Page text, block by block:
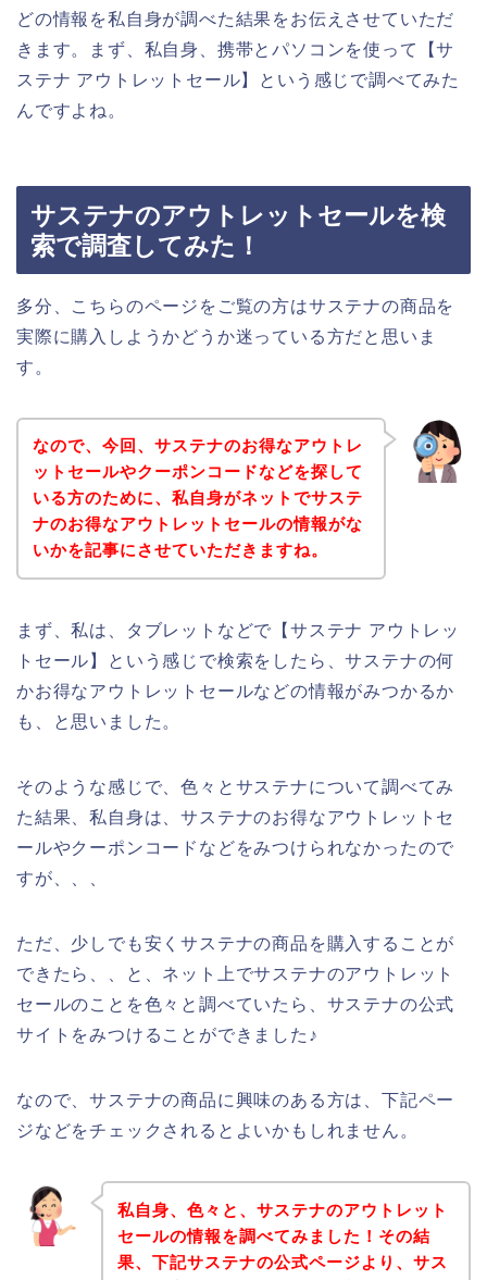
どの情報を私自身が調べた結果をお伝えさせていただ
きます。まず、私自身、携帯とパソコンを使って【サ
ステナ アウトレットセール】という感じで調べてみた
んですよね。
サステナのアウトレットセールを検
索で調査してみた！
多分、こちらのページをご覧の方はサステナの商品を
実際に購入しようかどうか迷っている方だと思いま
す。
なので、今回、サステナのお得なアウトレ
ットセールやクーポンコードなどを探して
いる方のために、私自身がネットでサステ
ナのお得なアウトレットセールの情報がな
いかを記事にさせていただきますね。
まず、私は、タブレットなどで【サステナ アウトレッ
トセール】という感じで検索をしたら、サステナの何
かお得なアウトレットセールなどの情報がみつかるか
も、と思いました。
そのような感じで、色々とサステナについて調べてみ
た結果、私自身は、サステナのお得なアウトレットセ
ールやクーポンコードなどをみつけられなかったので
すが、、、
ただ、少しでも安くサステナの商品を購入することが
できたら、、と、ネット上でサステナのアウトレット
セールのことを色々と調べていたら、サステナの公式
サイトをみつけることができました♪
なので、サステナの商品に興味のある方は、下記ペー
ジなどをチェックされるとよいかもしれません。
私自身、色々と、サステナのアウトレット
セールの情報を調べてみました！その結
果、下記サステナの公式ページより、サス